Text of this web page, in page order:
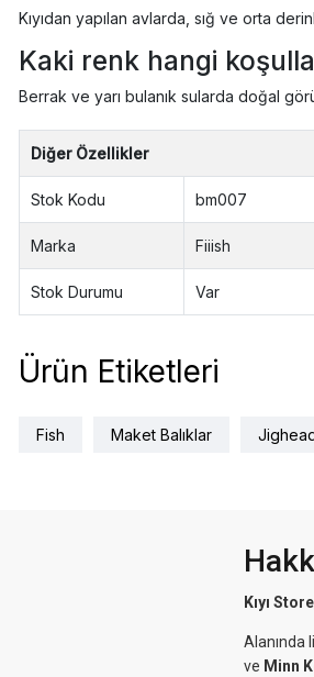
Kıyıdan yapılan avlarda, sığ ve orta
Kaki renk hangi
Berrak ve yarı bulanık sularda doğal
Diğer Özellikler
Stok Kodu bm007
Marka Fiiish
Stok Durumu Var
Ürün Etiketleri
Fish Maket Balıklar
Kıyı Store
Alanında
ve Minn